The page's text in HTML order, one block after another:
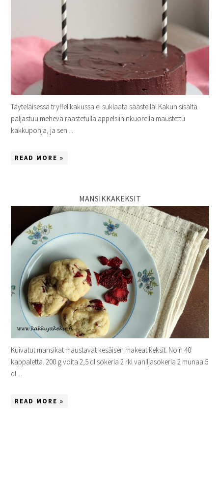
Täyteläisessä tryffelikakussa ei suklaata säästellä! Kakun sisältä
paljastuu mehevä raastetulla appelsiininkuorella maustettu
kakkupohja, ja sen ...
READ MORE »
MANSIKKAKEKSIT
Kuivatut mansikat maustavat kesäisen makeat keksit. Noin 40
kappaletta. 200 g voita 2,5 dl sokeria 2 rkl vaniljasokeria 2 munaa 5
dl ...
READ MORE »